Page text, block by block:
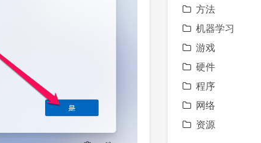
方法
机器学习
游戏
硬件
程序
网络
资源